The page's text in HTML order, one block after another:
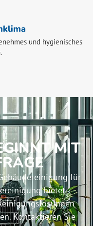
und hygienisches
MIT
für
bietet
Kontaktieren Sie